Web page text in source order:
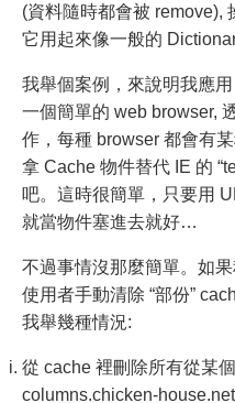
(資料隨時都會被 remove),
它用起來像一般的
我舉個案例，來說明我應
一個簡單的 web browser,
作，每種 browser 都會有
拿 Cache 物件替代 IE 的
吧。這時很簡單，只要用
就當物件塞進去就好…
不過事情沒那麼簡單。如
使用者手動清除 “部份”
我舉幾種情況:
從 cache 裡刪除所有從某
columns.chicken-